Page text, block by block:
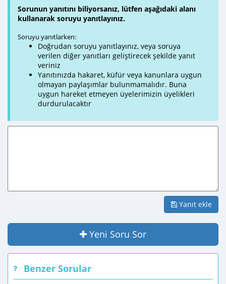
Sorunun yanıtını biliyorsanız, lütfen aşağıdaki alanı
kullanarak soruyu yanıtlayınız.
Soruyu yanıtlarken:
Doğrudan soruyu yanıtlayınız, veya soruya
verilen diğer yanıtları geliştirecek şekilde yanıt
veriniz
Yanıtınızda hakaret, küfür veya kanunlara uygun
olmayan paylaşımlar bulunmamalıdır. Buna
uygun hareket etmeyen üyelerimizin üyelikleri
durdurulacaktır
Yanıt ekle
Yeni Soru Sor
Benzer Sorular